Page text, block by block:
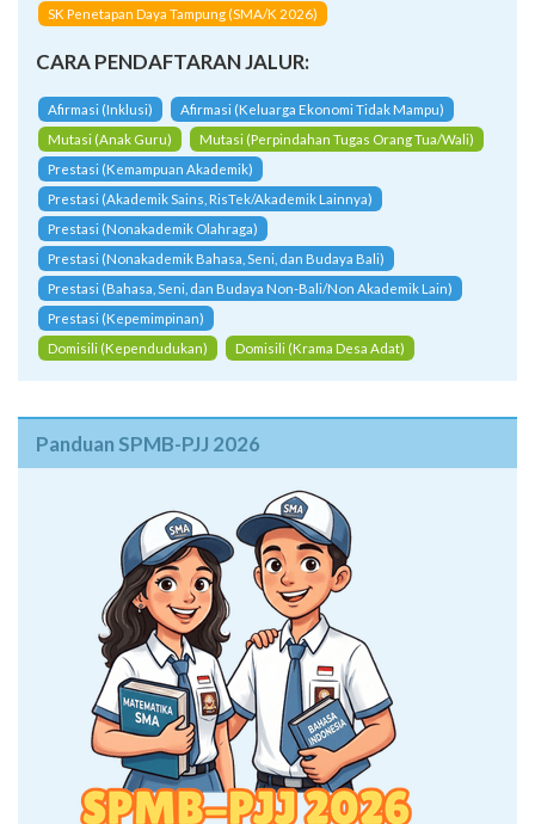
SK Penetapan Daya Tampung (SMA/K 2026)
CARA PENDAFTARAN JALUR:
Afirmasi (Inklusi)
Afirmasi (Keluarga Ekonomi Tidak Mampu)
Mutasi (Anak Guru)
Mutasi (Perpindahan Tugas Orang Tua/Wali)
Prestasi (Kemampuan Akademik)
Prestasi (Akademik Sains, RisTek/Akademik Lainnya)
Prestasi (Nonakademik Olahraga)
Prestasi (Nonakademik Bahasa, Seni, dan Budaya Bali)
Prestasi (Bahasa, Seni, dan Budaya Non-Bali/Non Akademik Lain)
Prestasi (Kepemimpinan)
Domisili (Kependudukan)
Domisili (Krama Desa Adat)
Panduan SPMB-PJJ 2026